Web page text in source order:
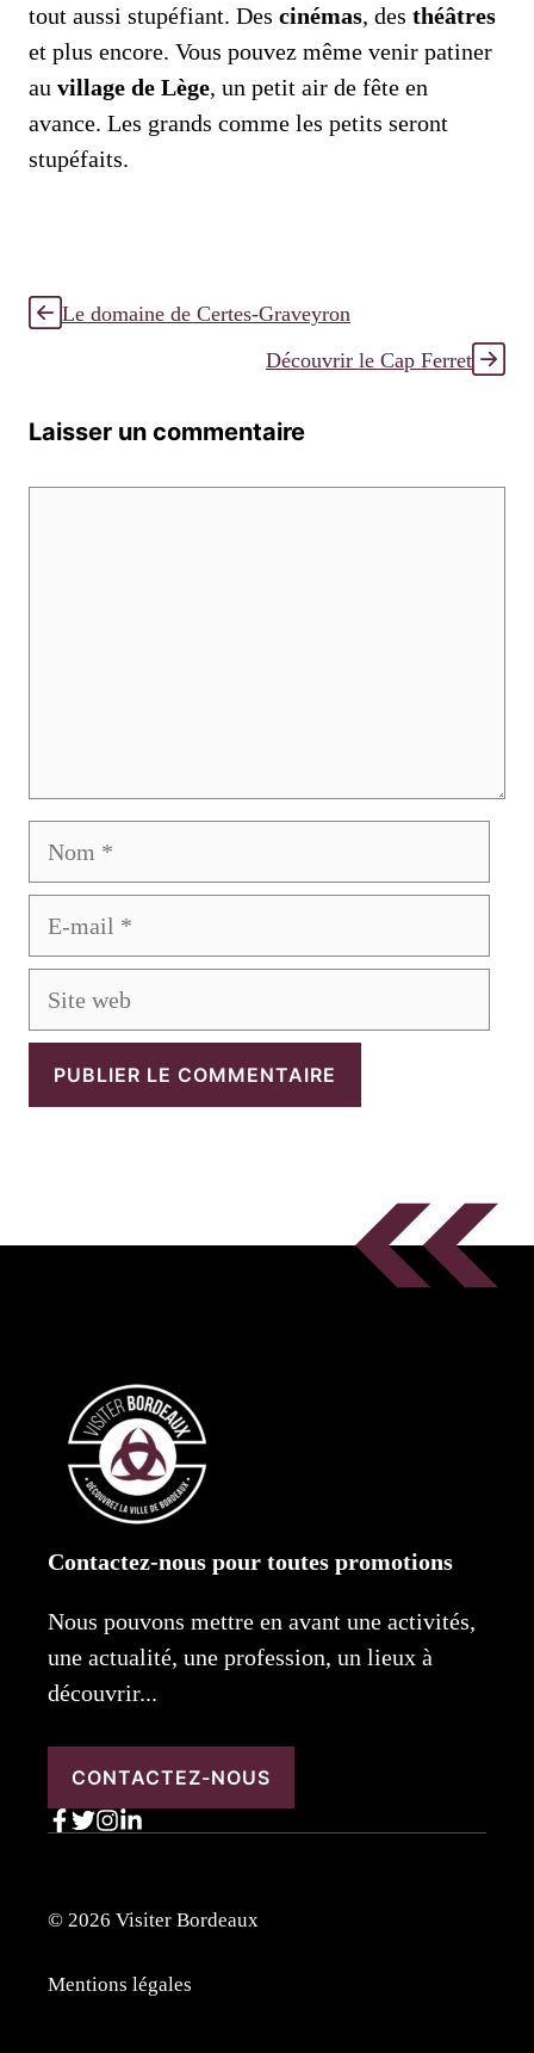
tout aussi stupéfiant. Des cinémas, des théâtres
et plus encore. Vous pouvez même venir patiner
au village de Lège, un petit air de fête en
avance. Les grands comme les petits seront
stupéfaits.
Le domaine de Certes-Graveyron
Découvrir le Cap Ferret
Laisser un commentaire
Contactez-nous pour toutes promotions
Nous pouvons mettre en avant une activités,
une actualité, une profession, un lieux à
découvrir...
CONTACTEZ-NOUS
© 2026 Visiter Bordeaux
Mentions légales